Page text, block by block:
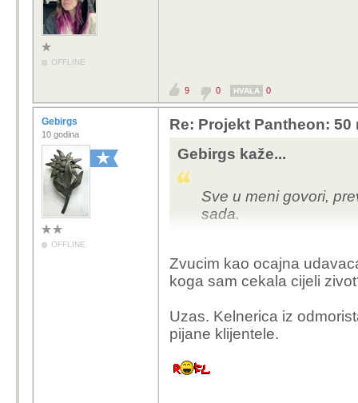
OFFLINE
9 0 HVALA 0
Gebirgs
10 godina
OFFLINE
Re: Projekt Pantheon:
Gebirgs kaže...
Sve u meni govori,
sada.
Zvucim kao ocajna
koga sam cekala cijeli
Uzas. Kelnerica iz
pijane klijentele.